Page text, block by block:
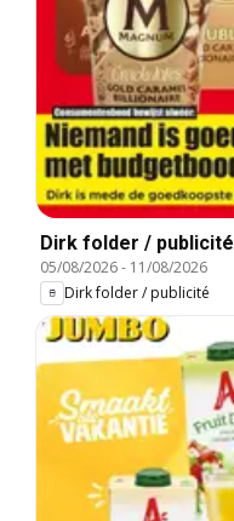
Dirk folder / publicité
05/08/2026- 11/08/2026
Dirk folder / publicité